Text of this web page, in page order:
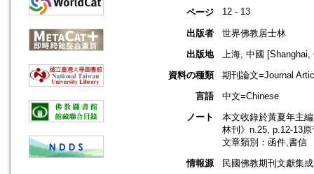
ページ 12 - 13
出版者
世界佛教居士林
出版地
上海, 中國 [Shanghai,
資料の種類
期刊論文=Journal
言語
中文=Chinese
ノート
本文收錄於黃夏年主
林刊》n.25, p.12-13
文章類別：函件,書信
情報源
民國佛教期刊文獻集